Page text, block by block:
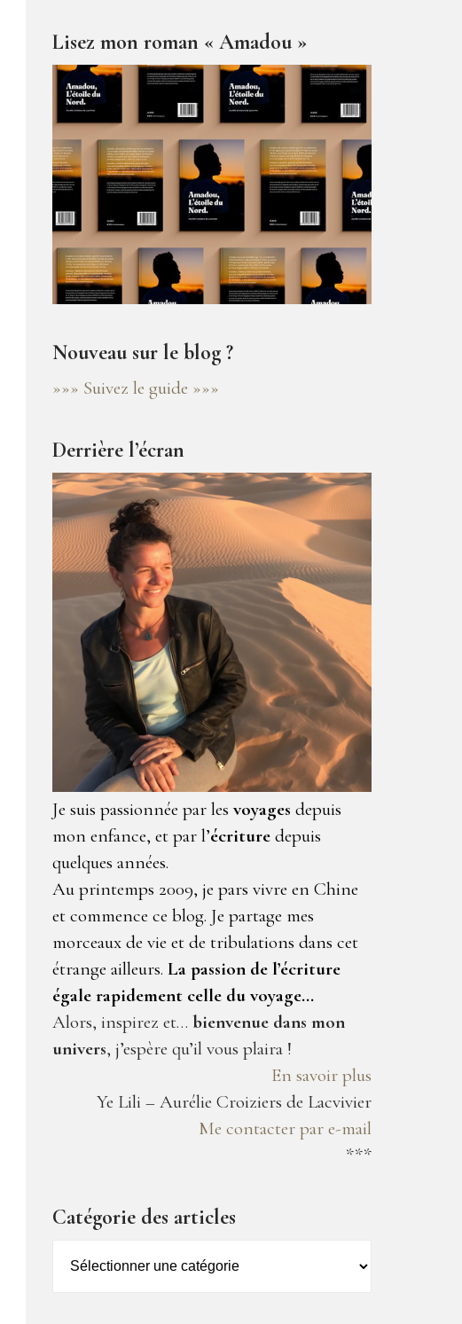
Lisez mon roman « Amadou »
Nouveau sur le blog ?
»»» Suivez le guide »»»
Derrière l’écran
Je suis passionnée par les voyages depuis
mon enfance, et par l’écriture depuis
quelques années.
Au printemps 2009, je pars vivre en Chine
et commence ce blog. Je partage mes
morceaux de vie et de tribulations dans cet
étrange ailleurs. La passion de l’écriture
égale rapidement celle du voyage…
Alors, inspirez et… bienvenue dans mon
univers, j’espère qu’il vous plaira !
En savoir plus
Ye Lili – Aurélie Croiziers de Lacvivier
Me contacter par e-mail
***
Catégorie des articles
des